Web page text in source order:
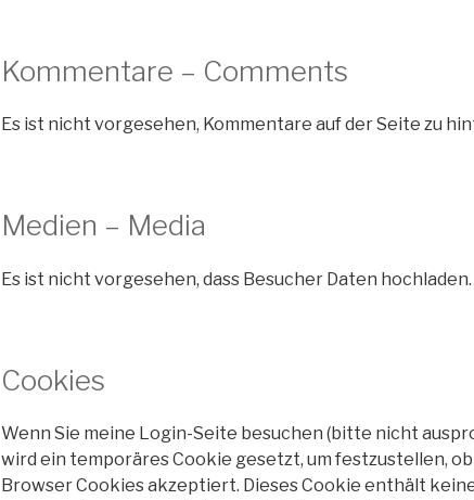
Kommentare – Comments
Es ist nicht vorgesehen, Kommentare auf der Seite zu
Medien – Media
Es ist nicht vorgesehen, dass Besucher Daten hochladen.
Cookies
Wenn Sie meine Login-Seite besuchen (bitte nicht
wird ein temporäres Cookie gesetzt, um festzustellen,
Browser Cookies akzeptiert. Dieses Cookie enthält